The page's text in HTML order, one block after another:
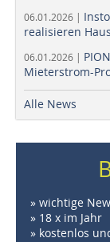
06.01.2026 |
realisieren
06.01.2026 |
Mieterstrom-
Alle News
» wichtige
» 18 x im Jahr
» kostenlos